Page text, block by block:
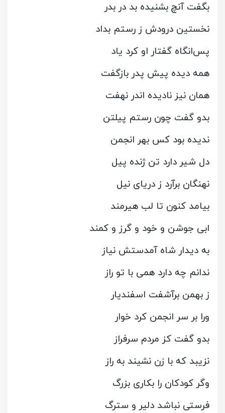
بگفت آنچ بشنیده بد در بدر
نخستین درودش ز رستم بداد
پس‌انگاه گفتار او کرد یاد
همه دیده پیش پدر بازگفت
همان نیز نادیده اندر نهفت
بدو گفت چون رستم پیلتن
ندیده بود کس بهر انجمن
دل شیر دارد تن ژنده پیل
نهنگان برآرد ز دریای نیل
بیامد کنون تا لب هیرمند
ابی جوشن و خود و گرز و کمند
به دیدار شاه آمدستش نیاز
ندانم چه دارد همی با تو راز
ز بهمن برآشفت اسفندیار
ورا بر سر انجمن کرد خوار
بدو گفت کز مردم سرفراز
نزیبد که با زن نشیند به راز
وگر کودکان را بکاری بزرگ
فرستی نباشد دلیر و سترگ